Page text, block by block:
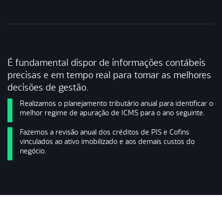
É fundamental dispor de informações contábeis
precisas e em tempo real para tomar as melhores
decisões de gestão.
Realizamos o planejamento tributário anual para identificar o
melhor regime de apuração de ICMS para o ano seguinte.
Fazemos a revisão anual dos créditos de PIS e Cofins
vinculados ao ativo imobilizado e aos demais custos do
negócio.